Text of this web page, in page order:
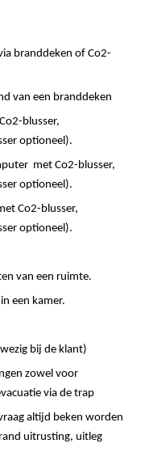
branddeken of Co2-
van een branddeken
blusser,
optioneel).
met Co2-blusser,
optioneel).
Co2-blusser,
optioneel).
van een ruimte.
een kamer.
bij de klant)
zowel voor
via de trap
altijd beken worden
uitrusting, uitleg